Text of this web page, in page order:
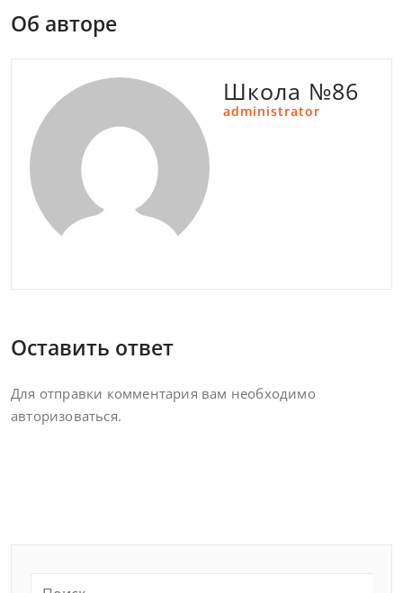
Об авторе
Школа №86
administrator
Оставить ответ
Для отправки комментария вам необходимо
авторизоваться.